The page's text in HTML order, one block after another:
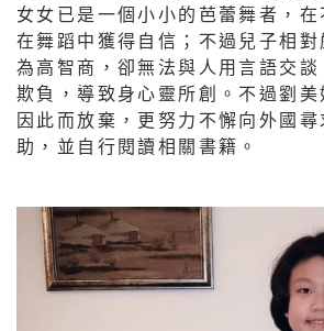
女女已是一個小小的芭蕾舞者，在
在舞蹈中獲得自信；不過兒子相
為高智商，卻無法與人用言語交談
欺負，導致身心靈所創。不過劉美
因此而放棄，更努力不懈向外國
助，並自行閱讀相關書籍。